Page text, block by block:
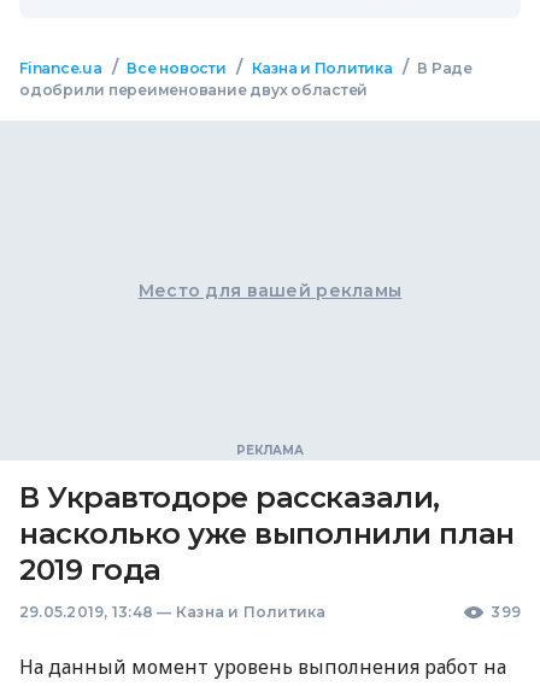
Finance.ua / Все новости / Казна и Политика / В Раде
одобрили переименование двух областей
Место для вашей рекламы
В Укравтодоре рассказали,
насколько уже выполнили план
2019 года
29.05.2019, 13:48 — Казна и Политика 399
На данный момент уровень выполнения работ на